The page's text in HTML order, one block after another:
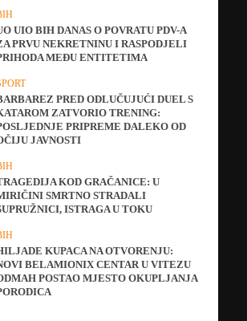
UIO BIH DANAS O POVRATU PDV-A
PRVU NEKRETNINU I RASPODJELI
MEĐU ENTITETIMA
PRED ODLUČUJUĆI DUEL S
ZATVORIO TRENING:
PRIPREME DALEKO OD
JAVNOSTI
KOD GRAČANICE: U
SMRTNO STRADALI
ISTRAGA U TOKU
KUPACA NA OTVORENJU:
BELAMIONIX CENTAR U VITEZU
POSTAO MJESTO OKUPLJANJA